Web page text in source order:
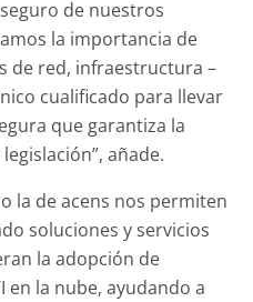
de nuestros
la importancia de
de red, infraestructura –
cualificado para llevar
que garantiza la
añade.
la de acens nos permiten
soluciones y servicios
la adopción de
la nube, ayudando a